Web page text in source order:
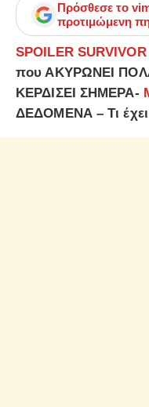
Πρόσθεσε το
προτιμώμενη
SPOILER SURVIVOR
που ΑΚΥΡΩΝΕΙ
ΚΕΡΔΙΣΕΙ ΣΗΜΕΡΑ-
ΔΕΔΟΜΕΝΑ – Τι έχει